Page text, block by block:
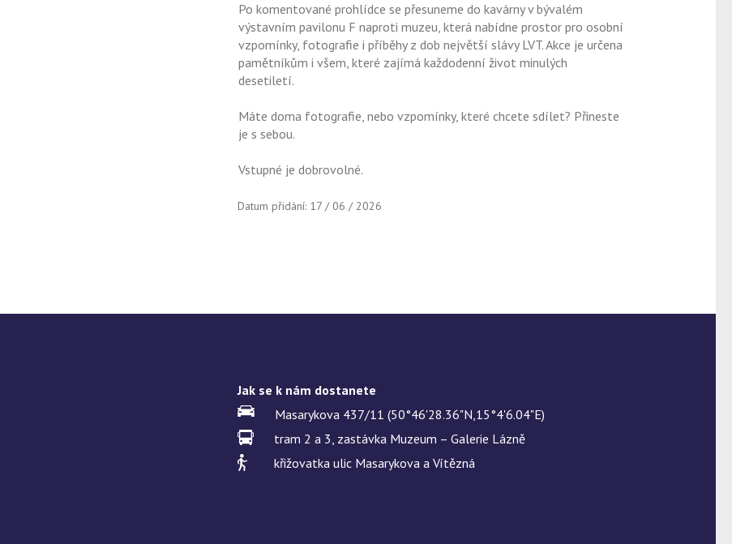
Po komentované prohlídce se přesuneme do kavárny v bývalém
výstavním pavilonu F naproti muzeu, která nabídne prostor pro osobní
vzpomínky, fotografie i příběhy z dob největší slávy LVT. Akce je určena
pamětníkům i všem, které zajímá každodenní život minulých
desetiletí.
Máte doma fotografie, nebo vzpomínky, které chcete sdílet? Přineste
je s sebou.
Vstupné je dobrovolné.
Datum přidání: 17 / 06 / 2026
Jak se k nám dostanete
Masarykova 437/11 (50°46'28.36"N,15°4'6.04"E)
tram 2 a 3, zastávka Muzeum – Galerie Lázně
křižovatka ulic Masarykova a Vítězná